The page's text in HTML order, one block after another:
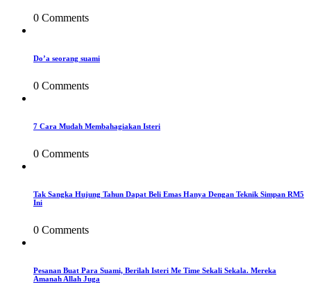
0 Comments
Do’a seorang suami
0 Comments
7 Cara Mudah Membahagiakan Isteri
0 Comments
Tak Sangka Hujung Tahun Dapat Beli Emas Hanya Dengan Teknik Simpan RM5
Ini
0 Comments
Pesanan Buat Para Suami, Berilah Isteri Me Time Sekali Sekala. Mereka
Amanah Allah Juga